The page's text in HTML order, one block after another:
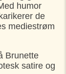
humor
de
mediestrøm
Brunette
satire og